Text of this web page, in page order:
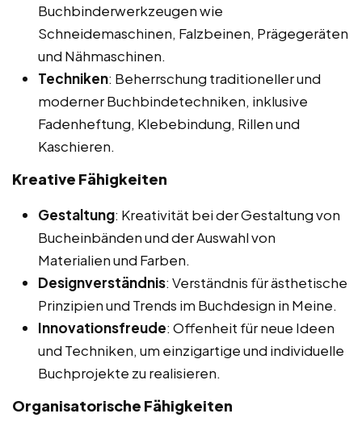
Buchbinderwerkzeugen wie
Schneidemaschinen, Falzbeinen, Prägegeräten
und Nähmaschinen.
Techniken: Beherrschung traditioneller und
moderner Buchbindetechniken, inklusive
Fadenheftung, Klebebindung, Rillen und
Kaschieren.
Kreative Fähigkeiten
Gestaltung: Kreativität bei der Gestaltung von
Bucheinbänden und der Auswahl von
Materialien und Farben.
Designverständnis: Verständnis für ästhetische
Prinzipien und Trends im Buchdesign in Meine.
Innovationsfreude: Offenheit für neue Ideen
und Techniken, um einzigartige und individuelle
Buchprojekte zu realisieren.
Organisatorische Fähigkeiten